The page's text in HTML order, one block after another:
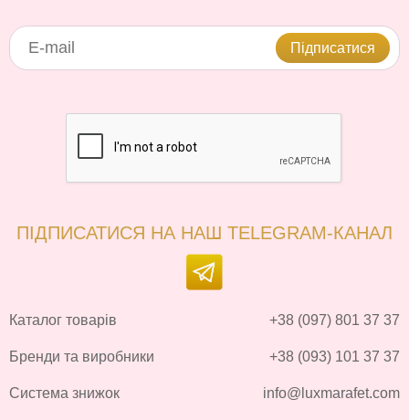
Підписатися
ПІДПИСАТИСЯ НА НАШ TELEGRAM-КАНАЛ
Каталог товарів
Бренди та виробники
Система знижок
+38 (097) 801 37 37
+38 (093) 101 37 37
info@luxmarafet.com